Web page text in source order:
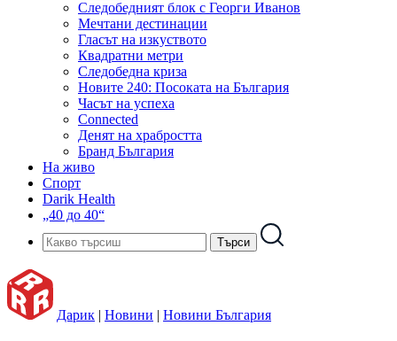
Следобедният блок с Георги Иванов
Мечтани дестинации
Гласът на изкуството
Квадратни метри
Следобедна криза
Новите 240: Посоката на България
Часът на успеха
Connected
Денят на храбростта
Бранд България
На живо
Спорт
Darik Health
„40 до 40“
Дарик | Новини | Новини България